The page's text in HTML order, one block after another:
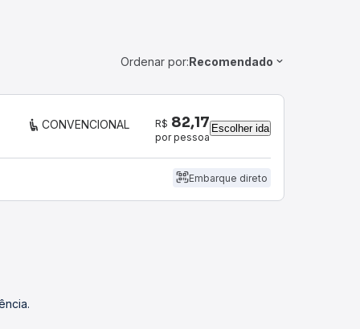
Ordenar por:Recomendado
CONVENCIONAL R$ 82,17
por pessoa
Escolher ida
Embarque direto